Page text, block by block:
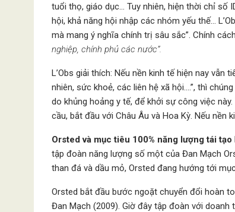
tuổi thọ, giáo dục… Tuy nhiên, hiện thời chỉ số
hội, khả năng hội nhập các nhóm yếu thế…
mà mang ý nghĩa chính trị sâu sắc”. Chính
nghiệp, chính phủ các nước”.
L’Obs giải thích: Nếu nền kinh tế hiện nay
nhiên, sức khoẻ, các liên hệ xã hội….”, thì
do khủng hoảng y tế, để khởi sự công việc
cầu, bắt đầu với Châu Âu và Hoa Kỳ. Nếu
Orsted và mục tiêu 100% năng lượng tái tạo
tập đoàn năng lượng số một của Đan Mạch
than đá và dầu mỏ, Orsted đang hướng tới
Orsted bắt đầu bước ngoặt chuyển đổi hoàn
Đan Mạch (2009). Giờ đây tập đoàn với